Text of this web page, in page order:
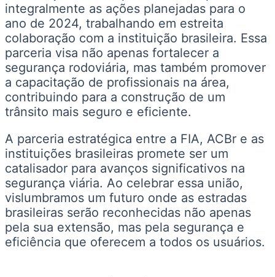
integralmente as ações planejadas para o
ano de 2024, trabalhando em estreita
colaboração com a instituição brasileira. Essa
parceria visa não apenas fortalecer a
segurança rodoviária, mas também promover
a capacitação de profissionais na área,
contribuindo para a construção de um
trânsito mais seguro e eficiente.
A parceria estratégica entre a FIA, ACBr e as
instituições brasileiras promete ser um
catalisador para avanços significativos na
segurança viária. Ao celebrar essa união,
vislumbramos um futuro onde as estradas
brasileiras serão reconhecidas não apenas
pela sua extensão, mas pela segurança e
eficiência que oferecem a todos os usuários.